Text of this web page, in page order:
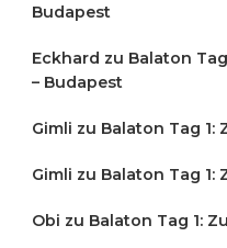
Budapest
Eckhard zu Balaton
– Budapest
Gimli zu Balaton Tag
Gimli zu Balaton Tag
Obi zu Balaton Tag 1: